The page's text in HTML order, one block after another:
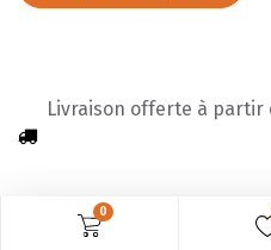
0
Livraison offerte à partir